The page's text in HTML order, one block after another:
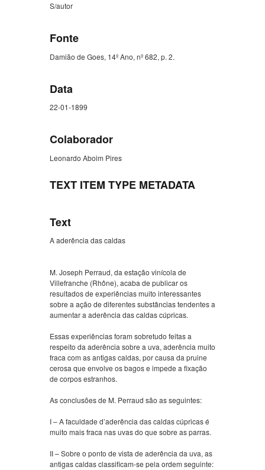
S/autor
Fonte
Damião de Goes, 14º Ano, nº 682, p. 2.
Data
22-01-1899
Colaborador
Leonardo Aboim Pires
TEXT ITEM TYPE METADATA
Text
A aderência das caldas
M. Joseph Perraud, da estação vinícola de
Villefranche (Rhône), acaba de publicar os
resultados de experiências muito interessantes
sobre a ação de diferentes substâncias tendentes a
aumentar a aderência das caldas cúpricas.
Essas experiências foram sobretudo feitas a
respeito da aderência sobre a uva, aderência muito
fraca com as antigas caldas, por causa da pruine
cerosa que envolve os bagos e impede a fixação
de corpos estranhos.
As conclusões de M. Perraud são as seguintes:
I – A faculdade d’aderência das caldas cúpricas é
muito mais fraca nas uvas do que sobre as parras.
II – Sobre o ponto de vista de aderência da uva, as
antigas caldas classificam-se pela ordem seguinte: